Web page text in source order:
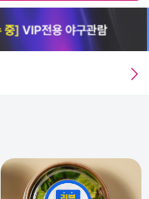
주문 정상화 안내
내